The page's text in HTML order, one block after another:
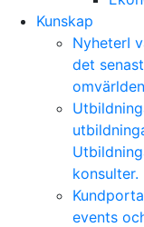
Kunskap
NyheterI
det
konsulter.
events